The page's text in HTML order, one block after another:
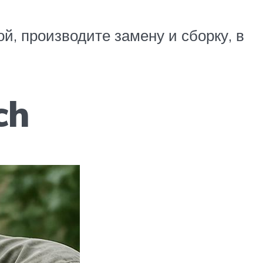
производите замену и сборку, в